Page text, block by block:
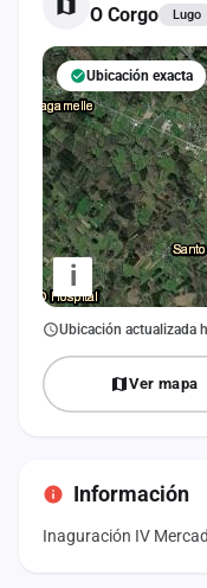
O Corgo Lugo
i
Ubicación exacta
Ubicación actualizada
Ver mapa
Información
Inaguración IV